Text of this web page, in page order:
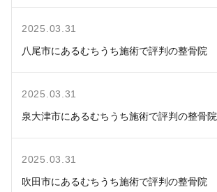
2025.03.31
八尾市にあるむちうち施術で評判の整骨院
2025.03.31
泉大津市にあるむちうち施術で評判の整骨院
2025.03.31
吹田市にあるむちうち施術で評判の整骨院